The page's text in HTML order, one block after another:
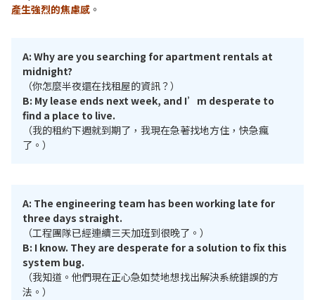
產生強烈的焦慮感 。
A: Why are you searching for apartment rentals at
midnight?
（你怎麼半夜還在找租屋的資訊？）
B: My lease ends next week, and I’m desperate to
find a place to live.
（我的租約下週就到期了，我現在急著找地方住，快急瘋
了。）
A: The engineering team has been working late for
three days straight.
（工程團隊已經連續三天加班到很晚了。）
B: I know. They are desperate for a solution to fix this
system bug.
（我知道。他們現在正心急如焚地想找出解決系統錯誤的方
法。）